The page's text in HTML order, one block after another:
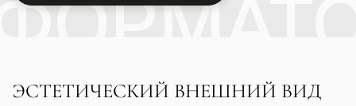
ЭСТЕТИЧЕСКИЙ ВНЕШНИЙ ВИД